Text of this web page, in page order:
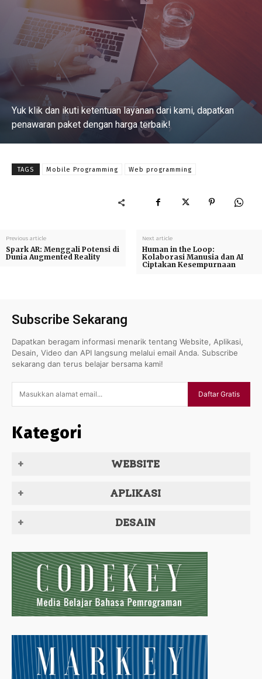
Yuk klik dan ikuti ketentuan layanan dari kami, dapatkan
penawaran paket dengan harga terbaik!
Baca Selengkapnya
TAGS Mobile Programming Web programming
Previous article
Spark AR: Menggali Potensi di
Dunia Augmented Reality
Next article
Human in the Loop:
Kolaborasi Manusia dan AI
Ciptakan Kesempurnaan
Subscribe Sekarang
Dapatkan beragam informasi menarik tentang Website, Aplikasi,
Desain, Video dan API langsung melalui email Anda. Subscribe
sekarang dan terus belajar bersama kami!
Daftar Gratis
Kategori
WEBSITE
APLIKASI
DESAIN